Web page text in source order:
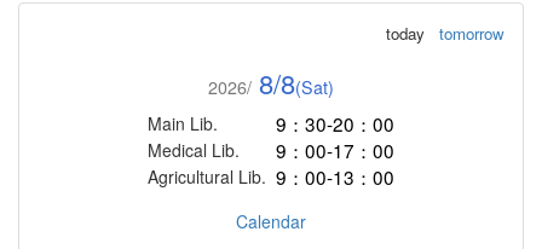
today tomorrow
2026/ 8/8(Sat)
Main Lib.
9：30-20：00
Medical Lib. 9：00-17：00
Agricultural Lib. 9：00-13：00
Calendar